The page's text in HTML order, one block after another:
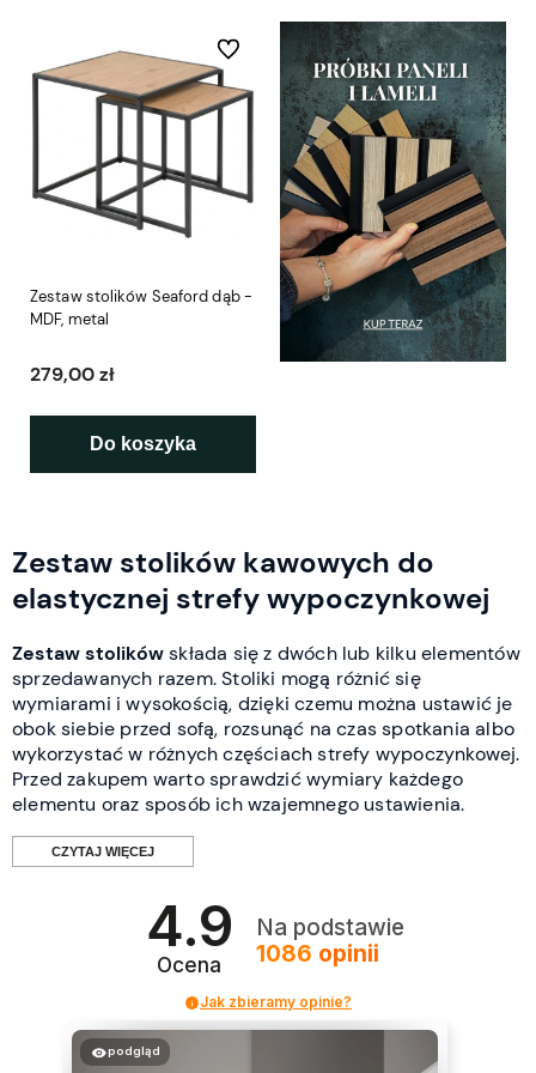
Zestaw stolików Seaford dąb -
MDF, metal
279,00 zł
Do koszyka
Do ulubionych
Zestaw stolików kawowych do
elastycznej strefy wypoczynkowej
Zestaw stolikówskłada się z dwóch lub kilku elementów
sprzedawanych razem. Stoliki mogą różnić się
wymiarami i wysokością, dzięki czemu można ustawić je
obok siebie przed sofą, rozsunąć na czas spotkania albo
wykorzystać w różnych częściach strefy wypoczynkowej.
Przed zakupem warto sprawdzić wymiary każdego
elementu oraz sposób ich wzajemnego ustawienia.
CZYTAJ WIĘCEJ
Czym zestaw stolików różni się od
jednego stolika kawowego?
stolik kawowytworzy jeden centralny blat
przed sofą lub narożnikiem. Zestaw oferuje kilka
4.9
Ocena
Na podstawie
1086 opinii
Jak zbieramy opinie?
podgląd